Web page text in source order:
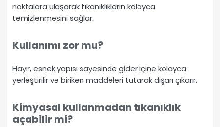
noktalara ulaşarak tıkanıklıkların kolayca
temizlenmesini sağlar.
Kullanımı zor mu?
Hayır, esnek yapısı sayesinde gider içine kolayca
yerleştirilir ve biriken maddeleri tutarak dışarı çıkarır.
Kimyasal kullanmadan tıkanıklık
açabilir mi?